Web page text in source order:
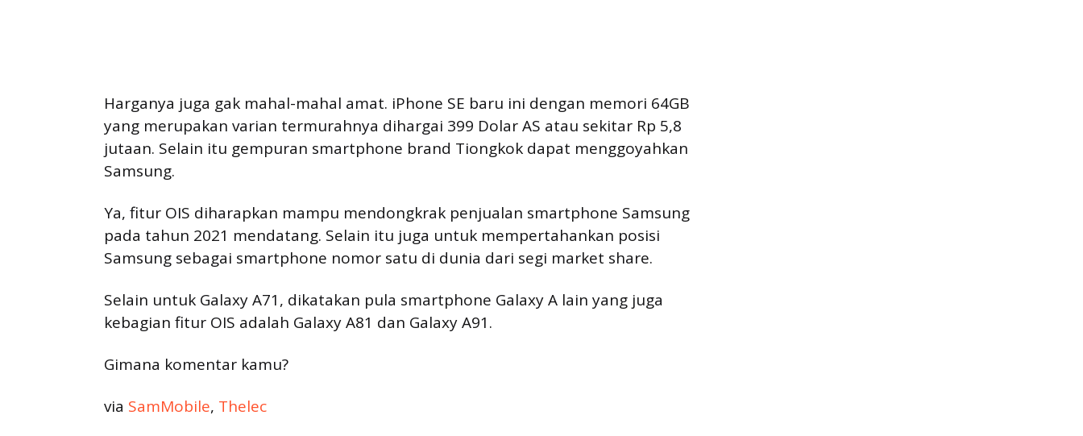
Harganya juga gak mahal-mahal amat. iPhone SE baru ini dengan memori 64GB
yang merupakan varian termurahnya dihargai 399 Dolar AS atau sekitar Rp 5,8
jutaan. Selain itu gempuran smartphone brand Tiongkok dapat menggoyahkan
Samsung.
Ya, fitur OIS diharapkan mampu mendongkrak penjualan smartphone Samsung
pada tahun 2021 mendatang. Selain itu juga untuk mempertahankan posisi
Samsung sebagai smartphone nomor satu di dunia dari segi market share.
Selain untuk Galaxy A71, dikatakan pula smartphone Galaxy A lain yang juga
kebagian fitur OIS adalah Galaxy A81 dan Galaxy A91.
Gimana komentar kamu?
via SamMobile, Thelec